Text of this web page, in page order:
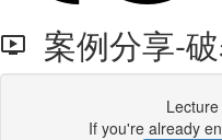
案例分享-
If you're already